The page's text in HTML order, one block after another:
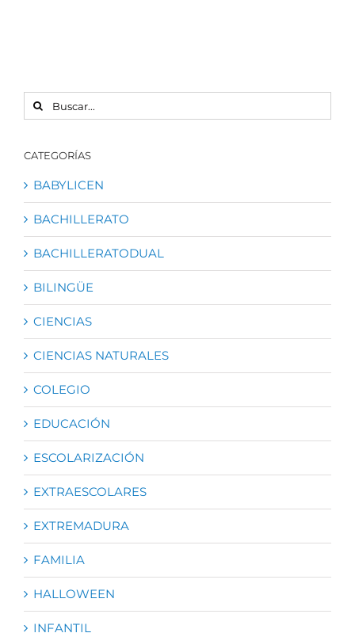
BUSCAR:
CATEGORÍAS
BABYLICEN
BACHILLERATO
BACHILLERATODUAL
BILINGÜE
CIENCIAS
CIENCIAS NATURALES
COLEGIO
EDUCACIÓN
ESCOLARIZACIÓN
EXTRAESCOLARES
EXTREMADURA
FAMILIA
HALLOWEEN
INFANTIL